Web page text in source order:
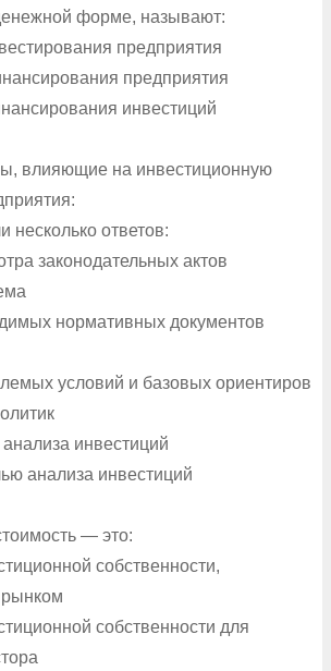
форме, называют:
предприятия
предприятия
инвестиций
влияющие на инвестиционную
несколько ответов:
законодательных актов
нормативных документов
условий и базовых ориентиров
инвестиций
анализа инвестиций
— это:
собственности,
собственности для